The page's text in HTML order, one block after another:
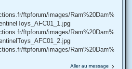
ftpforum/images/Ram%20Dam%
ftpforum/images/Ram%20Dam%
ftpforum/images/Ram%20Dam%
Aller au message